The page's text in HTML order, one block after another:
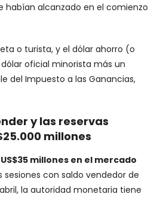
habían alcanzado en el comienzo
o turista, y el dólar ahorro (o
oficial minorista más un
del Impuesto a las Ganancias,
y las reservas
millones
millones en el mercado
sesiones con saldo vendedor de
la autoridad monetaria tiene